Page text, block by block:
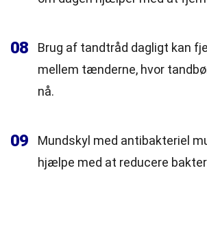
08
Brug af tandtråd dagligt kan
mellem tænderne, hvor
nå.
09
Mundskyl med antibakteriel
hjælpe med at reducere